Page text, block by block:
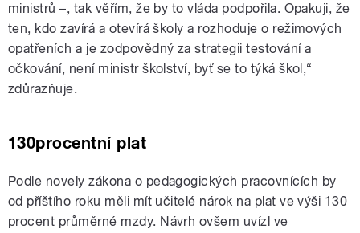
ministrů –, tak věřím, že by to vláda podpořila. Opakuji, že
ten, kdo zavírá a otevírá školy a rozhoduje o režimových
opatřeních a je zodpovědný za strategii testování a
očkování, není ministr školství, byť se to týká škol,“
zdůrazňuje.
130procentní plat
Podle novely zákona o pedagogických pracovnících by
od příštího roku měli mít učitelé nárok na plat ve výši 130
procent průměrné mzdy. Návrh ovšem uvízl ve